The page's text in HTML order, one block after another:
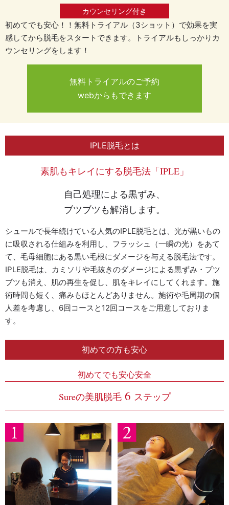
カウンセリング付き
初めてでも安心！！無料トライアル（3ショット）で効果を実
感してから脱毛をスタートできます。トライアルもしっかりカ
ウンセリングをします！
無料トライアルのご予約
webからもできます
IPLE脱毛とは
素肌もキレイにする脱毛法「IPLE」
自己処理による黒ずみ、
ブツブツも解消します。
シュールで長年続けている人気のIPLE脱毛とは、光が黒いもの
に吸収される仕組みを利用し、フラッシュ（一瞬の光）をあて
て、毛母細胞にある黒い毛根にダメージを与える脱毛法です。
IPLE脱毛は、カミソリや毛抜きのダメージによる黒ずみ・ブツ
ブツも消え、肌の再生を促し、肌をキレイにしてくれます。施
術時間も短く、痛みもほとんどありません。施術や毛周期の個
人差を考慮し、6回コースと12回コースをご用意しておりま
す。
初めての方も安心
初めてでも安心安全
Sureの美肌脱毛 6 ステップ